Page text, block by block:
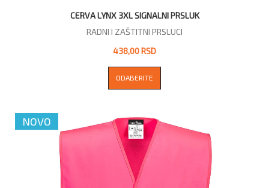
CERVA LYNX 3XL SIGNALNI PRSLUK
RADNI I ZAŠTITNI PRSLUCI
438,00 RSD
ODABERITE
NOVO